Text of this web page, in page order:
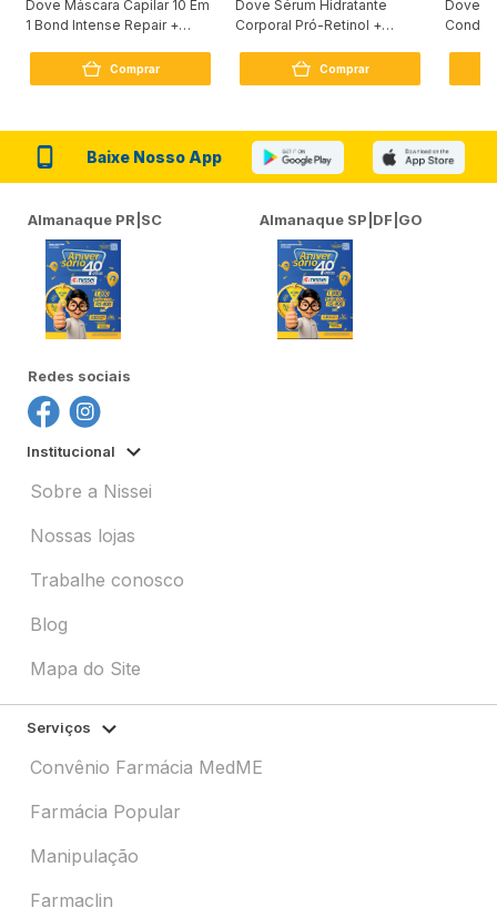
Dove Máscara Capilar 10 Em
1 Bond Intense Repair +
Comprar
Dove Sérum Hidratante
Corporal Pró-Retinol +
Comprar
Dove
Baixe Nosso App
Almanaque PR|SC Almanaque SP|DF|GO
Redes sociais
Institucional
Sobre a Nissei
Nossas lojas
Trabalhe conosco
Blog
Mapa do Site
Serviços
Convênio Farmácia MedME
Farmácia Popular
Manipulação
Farmaclin